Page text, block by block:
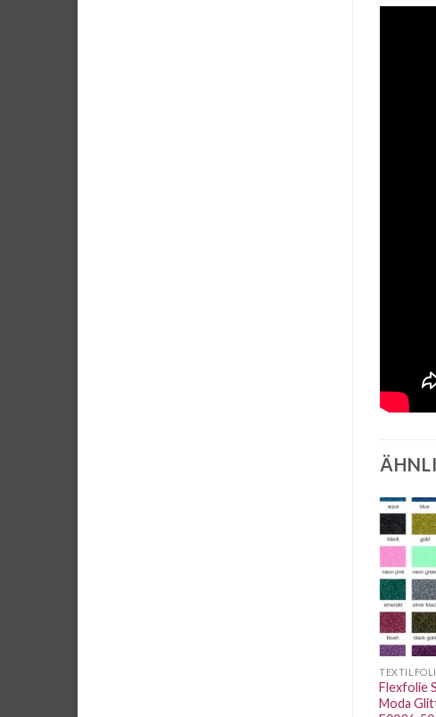
Flexfolie
Moda